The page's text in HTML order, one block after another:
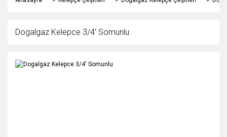
Dogalgaz Kelepce 3/4' Somunlu